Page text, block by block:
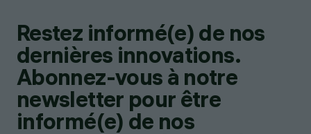
Restez informé(e) de nos
dernières innovations.
Abonnez-vous à notre
newsletter pour être
informé(e) de nos